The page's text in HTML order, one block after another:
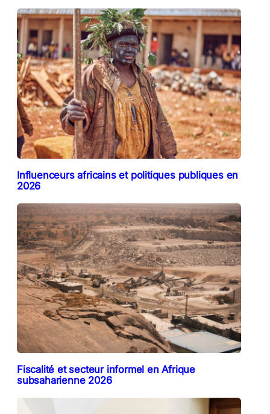
Influenceurs africains et politiques publiques en
2026
Fiscalité et secteur informel en Afrique
subsaharienne 2026